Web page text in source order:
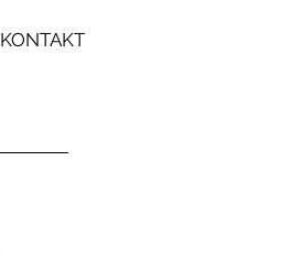
KONTAKT